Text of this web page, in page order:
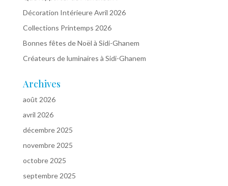
Décoration Intérieure Avril 2026
Collections Printemps 2026
Bonnes fêtes de Noël à Sidi-Ghanem
Créateurs de luminaires à Sidi-Ghanem
Archives
août 2026
avril 2026
décembre 2025
novembre 2025
octobre 2025
septembre 2025